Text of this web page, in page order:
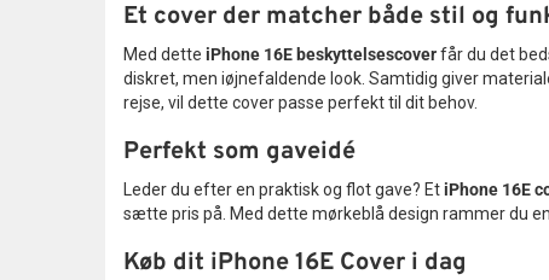
Et cover der matcher både stil og
Med dette iPhone 16E beskyttelsescoverfår du det
diskret, men iøjnefaldende look. Samtidig giver
rejse, vil dette cover passe perfekt til dit behov.
Perfekt som gaveidé
Leder du efter en praktisk og flot gave? EtiPhone 16E
sætte pris på. Med dette mørkeblå design rammer du
Køb dit iPhone 16E Cover i dag